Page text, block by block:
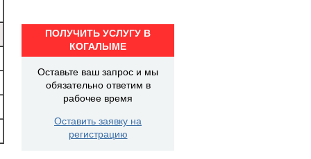
ПОЛУЧИТЬ УСЛУГУ В
КОГАЛЫМЕ
Оставьте ваш запрос и мы
обязательно ответим в
рабочее время
Оставить заявку на
регистрацию